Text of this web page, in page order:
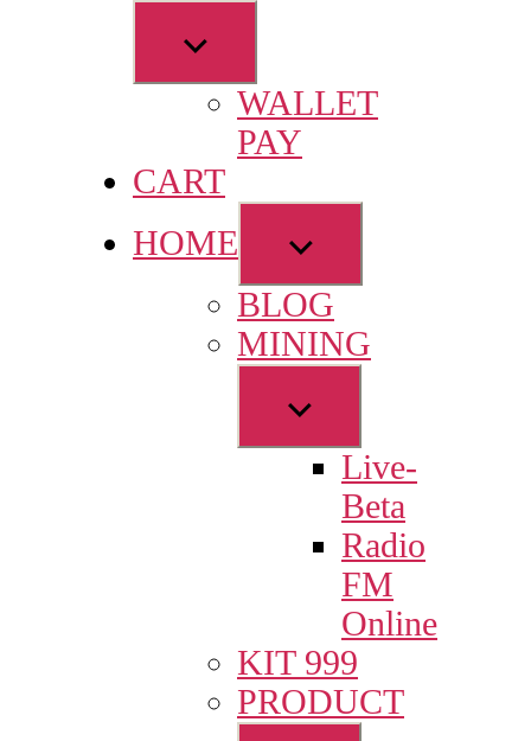
Show
sub
menuWALLET
PAY
CART
HOME
Show
sub
menu
BLOG
MINING
Show
sub
menuLive-
Beta
Radio
FM
Online
KIT 999
PRODUCT